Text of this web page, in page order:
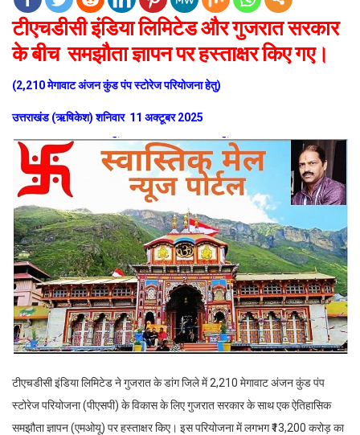
टीएचडीसी इंडिया लिमिटेड और गुजरात सरकार
के बीच समझौता ज्ञापन पर हस्ताक्षर किए गए।
(2,210 मेगावाट अंजन कुंड पंप स्टोरेज परियोजना हेतु)
उत्तराखंड (ऋषिकेश) शनिवार 11 अक्टूबर 2025
टीएचडीसी इंडिया लिमिटेड ने गुजरात के डांग जिले में 2,210 मेगावाट अंजन कुंड पंप
स्टोरेज परियोजना (पीएसपी) के विकास के लिए गुजरात सरकार के साथ एक ऐतिहासिक
समझौता ज्ञापन (एमओयू) पर हस्ताक्षर किए। इस परियोजना में लगभग ₹13,200 करोड़ का